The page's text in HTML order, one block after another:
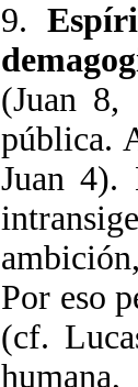
9.
(Juan 8,
pública.
Juan 4).
Por eso
(cf.